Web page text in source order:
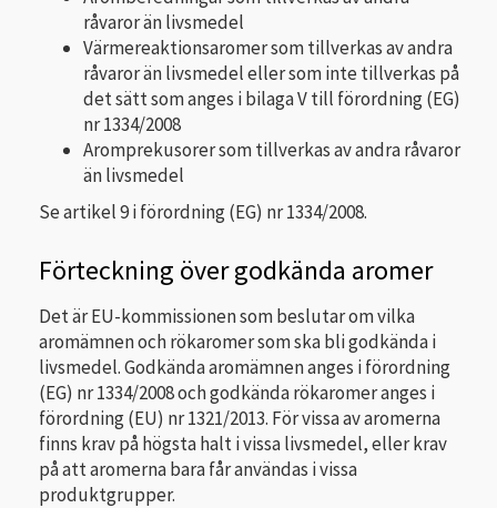
råvaror än livsmedel
Värmereaktionsaromer som tillverkas av andra
råvaror än livsmedel eller som inte tillverkas på
det sätt som anges i bilaga V till förordning (EG)
nr 1334/2008
Aromprekusorer som tillverkas av andra råvaror
än livsmedel
Se artikel 9 i förordning (EG) nr 1334/2008.
Förteckning över godkända aromer
Det är EU-kommissionen som beslutar om vilka
aromämnen och rökaromer som ska bli godkända i
livsmedel. Godkända aromämnen anges i förordning
(EG) nr 1334/2008 och godkända rökaromer anges i
förordning (EU) nr 1321/2013. För vissa av aromerna
finns krav på högsta halt i vissa livsmedel, eller krav
på att aromerna bara får användas i vissa
produktgrupper.